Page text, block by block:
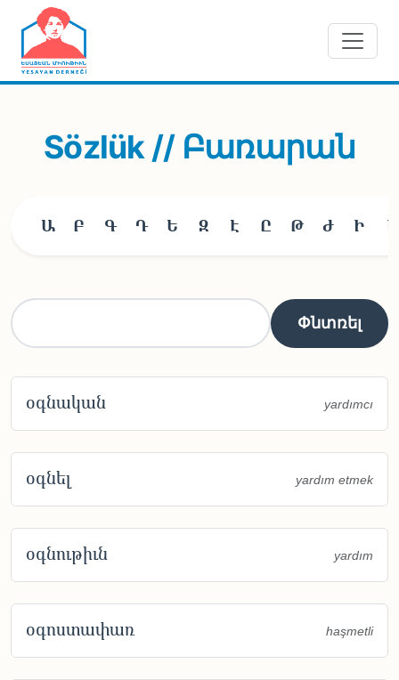
Skip to main content
Sözlük // Բառարան
Ա Բ Գ Դ Ե Զ Է Ը Թ Ժ Ի Լ
օգնական yardımcı
օգնել yardım etmek
օգնութիւն yardım
օգոստափառ haşmetli